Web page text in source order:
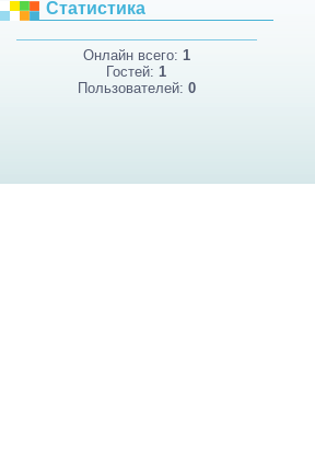
Статистика
Онлайн всего: 1
Гостей:1
Пользователей: 0